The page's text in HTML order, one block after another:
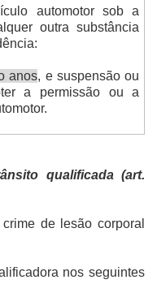
automotor sob a
outra substância
anos, e suspensão ou
a permissão ou a
qualificada (art.
de lesão corporal
nos seguintes